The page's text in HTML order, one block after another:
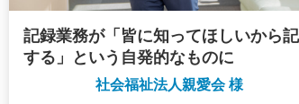
記録業務が「皆に知ってほしいから
する」という自発的なものに
社会福祉法人親愛会 様